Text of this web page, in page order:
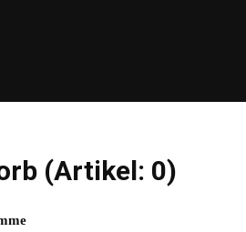
(Artikel: 0)